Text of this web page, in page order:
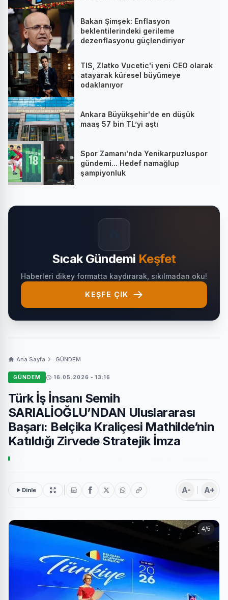
Bakan Şimşek: Enflasyon
beklentilerindeki gerileme
dezenflasyonu güçlendiriyor
TIS, Zlatko Vucetic'i yeni CEO olarak
atayarak küresel büyümeye
odaklanıyor
Ankara Büyükşehir'de en düşük
maaş 57 bin TL’yi aştı
Spor Zamanı'nda Yenikarpuzluspor
gündemi... Hedef namağlup
şampiyonluk
Sıcak Gündemi Keşfet
Haberleri dikey formatta kaydırarak, sıkılmadan oku!
KEŞFE ÇIK
Ana Sayfa GÜNDEM
GÜNDEM 16.05.2026 - 13:16
Türk İş İnsanı Semih
SARIALİOĞLU’NDAN Uluslararası
Başarı: Belçika Kraliçesi Mathilde’nin
Katıldığı Zirvede Stratejik İmza
Dinle A- A+